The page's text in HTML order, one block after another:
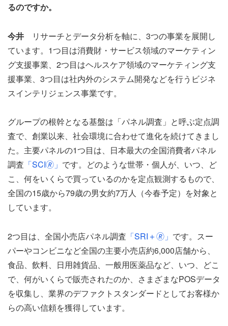
るのですか。
今井 リサーチとデータ分析を軸に、3つの事業を展開し
ています。1つ目は消費財・サービス領域のマーケティン
グ支援事業、2つ目はヘルスケア領域のマーケティング支
援事業、3つ目は社内外のシステム開発などを行うビジネ
スインテリジェンス事業です。
グループの根幹となる基盤は「パネル調査」と呼ぶ定点調
査で、創業以来、社会環境に合わせて進化を続けてきまし
た。主要パネルの1つ目は、日本最大の全国消費者パネル
調査 「SCI🄬」 です。どのような世帯・個人が、いつ、ど
こ、何をいくらで買っているのかを定点観測するもので、
全国の15歳から79歳の男女約7万人（今春予定）を対象と
しています。
2つ目は、全国小売店パネル調査 「SRI＋🄬」 です。スー
パーやコンビニなど全国の主要小売店約6,000店舗から、
食品、飲料、日用雑貨品、一般用医薬品など、いつ、どこ
で、何がいくらで販売されたのか、さまざまなPOSデータ
を収集し、業界のデファクトスタンダードとしてお客様か
らの高い信頼を獲得しています。